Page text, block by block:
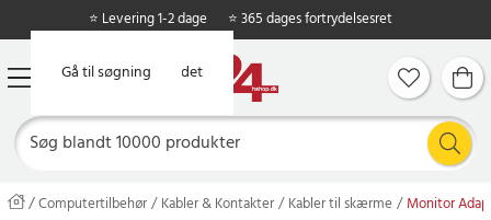
Gå til hovedindholdet
Gå til søgning
⭐ Levering 1-2 dage ⭐ 365 dages fortrydelsesret
Computertilbehør Kabler & Kontakter Kabler til skærme Monitor